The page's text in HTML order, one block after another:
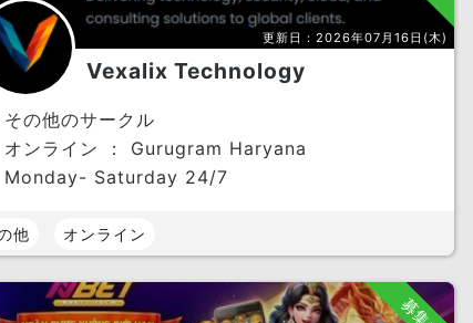
更新日： 2026年07月16日(木)
Vexalix Technology
その他のサークル
オンライン ： Gurugram Haryana
Monday- Saturday 24/7
他 オンライン